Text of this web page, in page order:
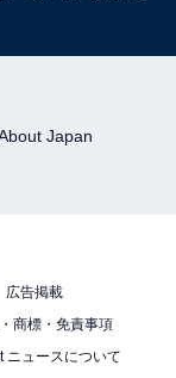
Japan
広告掲載
商標・免責事項
ニュースについて